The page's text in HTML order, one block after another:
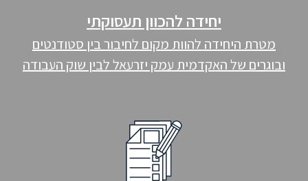
יחידה להכוון תעסוקתי
מטרת היחידה להוות מקום לחיבור בין סטודנטים
ובוגרים של האקדמית עמק יזרעאל לבין שוק העבודה